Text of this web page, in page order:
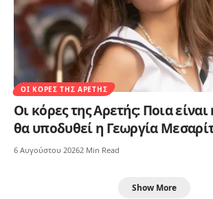
ΟΙ ΚΌΡΕΣ ΤΗΣ ΑΡΕΤΉΣ
Οι κόρες της Αρετής: Ποια
θα υποδυθεί η Γεωργία
6 Αυγούστου 20262 Min Read
Show More